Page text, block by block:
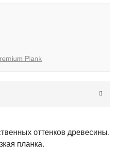
Plank
оттенков древесины.
планка.